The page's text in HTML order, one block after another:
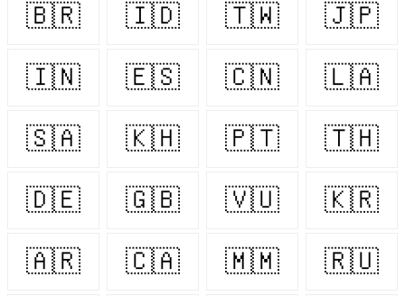
🇧🇷 🇮🇩 🇹🇼 🇯🇵
🇮🇳 🇪🇸 🇨🇳 🇱🇦
🇸🇦 🇰🇭 🇵🇹 🇹🇭
🇩🇪 🇬🇧 🇻🇺 🇰🇷
🇦🇷 🇨🇦 🇲🇲 🇷🇺